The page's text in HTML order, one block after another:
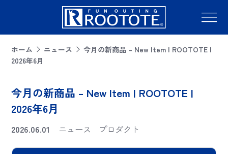
ホーム ニュース
今月の新商品 – New Item | ROOTOTE |
2026年6月
今月の新商品 – New Item | ROOTOTE |
2026年6月
2026.06.01 ニュース プロダクト